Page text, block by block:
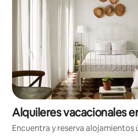
Alquileres vacacionales
Encuentra y reserva alojamientos